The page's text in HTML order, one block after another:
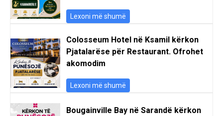
Lexoni më shumë
Colosseum Hotel në Ksamil kërkon
Pjatalarëse për Restaurant. Ofrohet
akomodim
Lexoni më shumë
Bougainville Bay në Sarandë kërkon